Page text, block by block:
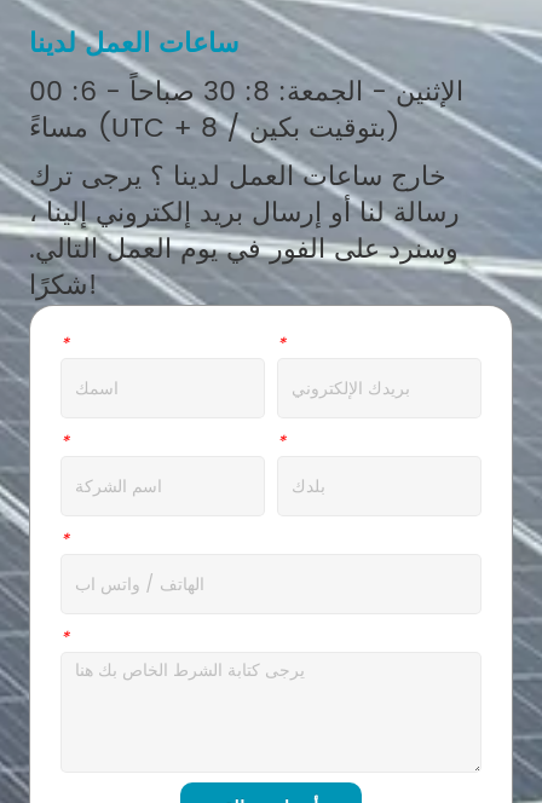
ساعات العمل لدينا
الإثنين - الجمعة: 8: 30 صباحاً - 6: 00
مساءً (UTC + 8 / بتوقيت بكين)
خارج ساعات العمل لدينا ؟ يرجى ترك
رسالة لنا أو إرسال بريد إلكتروني إلينا ،
وسنرد على الفور في يوم العمل التالي.
شكرًا!
*اسم *بريد الالكتروني
*شركة *عنوان
*
*رسالة